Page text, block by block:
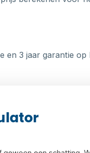
en 3 jaar garantie